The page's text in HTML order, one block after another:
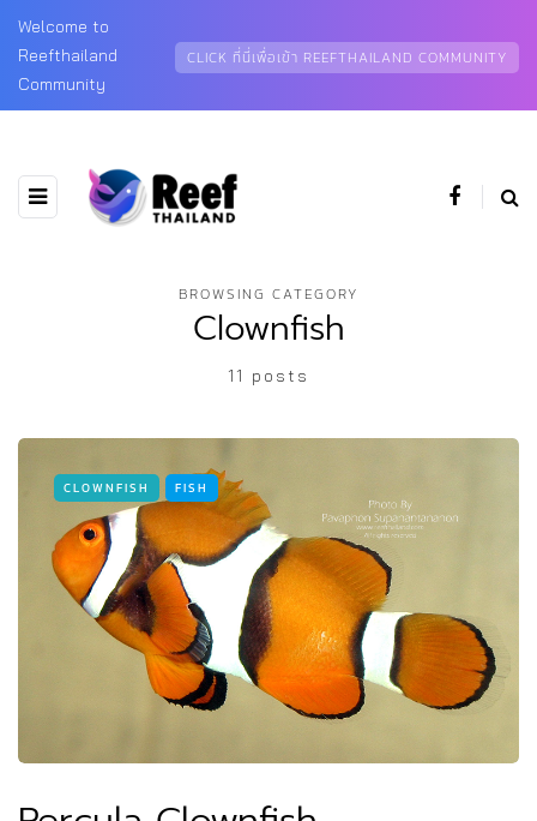
Welcome to
Reefthailand
Community
CLICK ที่นี่เพื่อเข้า REEFTHAILAND COMMUNITY
BROWSING CATEGORY
Clownfish
11 posts
CLOWNFISH FISH